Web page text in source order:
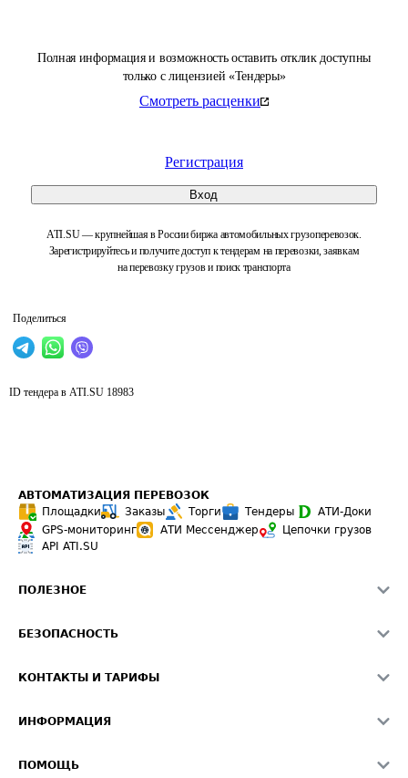
Полная информация и возможность оставить отклик доступны
только с лицензией «Тендеры»
Смотреть расценки
Регистрация
Вход
ATI.SU — крупнейшая в России биржа автомобильных грузоперевозок.
Зарегистрируйтесь и получите доступ к тендерам на перевозки, заявкам
на перевозку грузов и поиск транспорта
Поделиться
ID тендера в ATI.SU 18983
АВТОМАТИЗАЦИЯ ПЕРЕВОЗОК
Площадки
Заказы Торги Тендеры
АТИ-Доки
GPS-мониторинг
АТИ Мессенджер
Цепочки грузов
API ATI.SU
ПОЛЕЗНОЕ
Звезды ATI.SU на вашем сайте
Средние ставки
БЕЗОПАСНОСТЬ
Светофор+
О формировании Паспорта
КОНТАКТЫ И ТАРИФЫ
Реклама на сайте
ИНФОРМАЦИЯ
ПОМОЩЬ